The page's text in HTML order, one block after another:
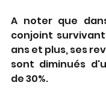
A noter que
conjoint
ans et plus, ses
sont diminués
de 30%.